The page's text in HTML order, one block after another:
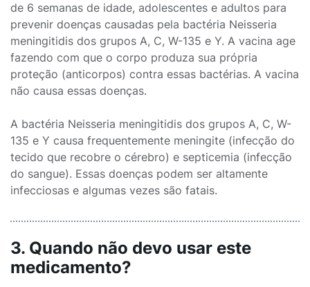
de 6 semanas de idade, adolescentes e adultos para
prevenir doenças causadas pela bactéria Neisseria
meningitidis dos grupos A, C, W-135 e Y. A vacina age
fazendo com que o corpo produza sua própria
proteção (anticorpos) contra essas bactérias. A vacina
não causa essas doenças.
A bactéria Neisseria meningitidis dos grupos A, C, W-
135 e Y causa frequentemente meningite (infecção do
tecido que recobre o cérebro) e septicemia (infecção
do sangue). Essas doenças podem ser altamente
infecciosas e algumas vezes são fatais.
3. Quando não devo usar este
medicamento?